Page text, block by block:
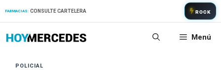
FARMACIAS: CONSULTE CARTELERA ROCK
Menú